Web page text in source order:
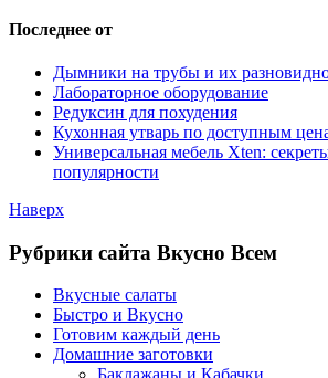
Последнее от
Дымники на трубы и их
Лабораторное оборудование
Редуксин для похудения
Кухонная утварь по доступным
Универсальная мебель Xten:
популярности
Наверх
Рубрики сайта Вкусно Всем
Вкусные салаты
Быстро и Вкусно
Готовим каждый день
Домашние заготовки